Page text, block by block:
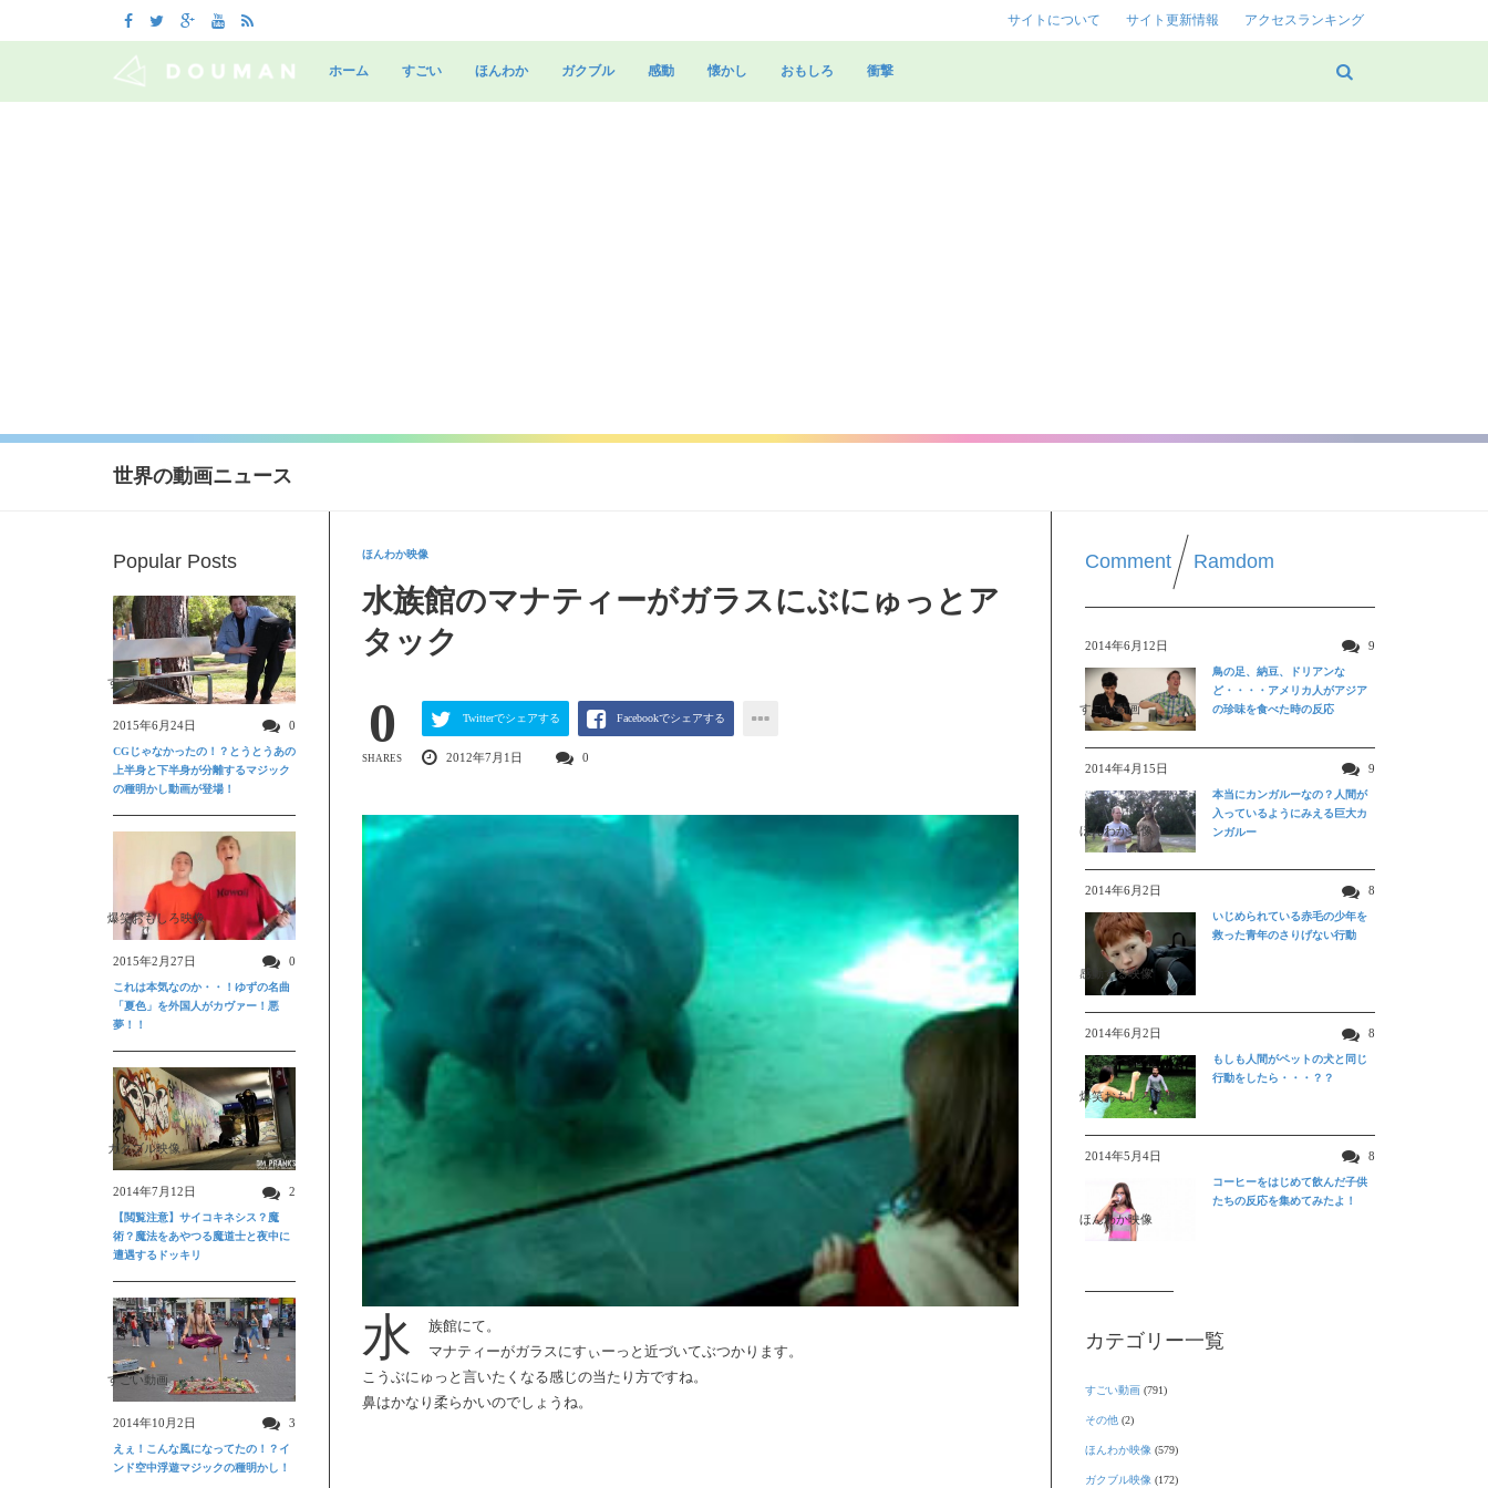
サイトについて サイト更新情報 アクセスランキング
to
ホーム すごい ほんわか ガクブル 感動 懐かし おもしろ 衝撃
世界の動画ニュース
ほんわか映像
水族館のマナティーがガラスにぶにゅっとア
タック
0
SHARES
Twitterでシェアする Facebookでシェアする
2012年7月1日 0
水
族館にて。
マナティーがガラスにすぃーっと近づいてぶつかります。
こうぶにゅっと言いたくなる感じの当たり方ですね。
鼻はかなり柔らかいのでしょうね。
Comment Ramdom
2014年6月12日 9
すごい動画
鳥の足、納豆、ドリアンな
ど・・・・アメリカ人がアジア
の珍味を食べた時の反応
2014年4月15日 9
ほんわか映像
本当にカンガルーなの？人間が
入っているようにみえる巨大カ
ンガルー
2014年6月2日 8
感動する映像
いじめられている赤毛の少年を
救った青年のさりげない行動
2014年6月2日 8
爆笑おもしろ映像
もしも人間がペットの犬と同じ
行動をしたら・・・？？
2014年5月4日 8
ほんわか映像
コーヒーをはじめて飲んだ子供
たちの反応を集めてみたよ！
カテゴリー一覧
すごい動画 (791)
その他 (2)
ほんわか映像 (579)
ガクブル映像 (172)
Popular Posts
すごい動画
2015年6月24日 0
CGじゃなかったの！？とうとうあの
上半身と下半身が分離するマジック
の種明かし動画が登場！
爆笑おもしろ映像
2015年2月27日 0
これは本気なのか・・！ゆずの名曲
「夏色」を外国人がカヴァー！悪
夢！！
ガクブル映像
2014年7月12日 2
【閲覧注意】サイコキネシス？魔
術？魔法をあやつる魔道士と夜中に
遭遇するドッキリ
すごい動画
2014年10月2日 3
えぇ！こんな風になってたの！？イ
ンド空中浮遊マジックの種明かし！